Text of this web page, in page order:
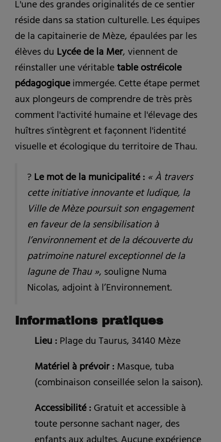
L'une des grandes originalités de ce sentier
réside dans sa station culturelle. Les équipes
de la capitainerie de Mèze, épaulées par les
élèves duLycée de la Mer, viennent de
réinstaller une véritabletable ostréicole
pédagogiqueimmergée. Cette étape permet
aux plongeurs de comprendre de très près
comment l'activité humaine et l'élevage des
huîtres s'intègrent et façonnent l'identité
visuelle et écologique du territoire de Thau.
?Le mot de la municipalité :« À travers
cette initiative innovante et ludique, la
Ville de Mèze poursuit son engagement
en faveur de la sensibilisation à
l’environnement et de la découverte du
patrimoine naturel exceptionnel de la
lagune de Thau », souligne Numa
Nicolas, adjoint à l’Environnement.
Informations pratiques
Lieu :Plage du Taurus, 34140 Mèze
Matériel à prévoir :Masque, tuba
(combinaison conseillée selon la saison).
Accessibilité :Gratuit et accessible à
toute personne sachant nager, des